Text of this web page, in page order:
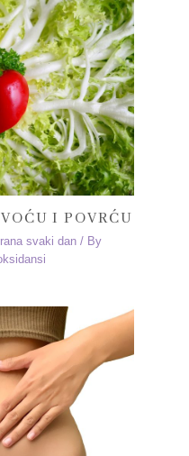
I POVRĆU
svaki dan / By